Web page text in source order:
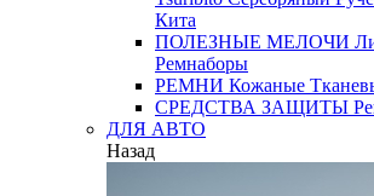
Кита
ПОЛЕЗНЫЕ МЕЛОЧИ
Ремнаборы
РЕМНИ Кожаные
СРЕДСТВА ЗАЩИТЫ
ДЛЯ АВТО
Назад